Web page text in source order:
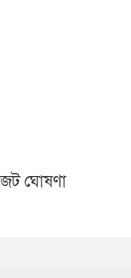
ঘোষণা